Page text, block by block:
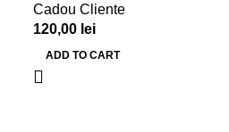
Cadou Cliente
120,00 lei
ADD TO CART